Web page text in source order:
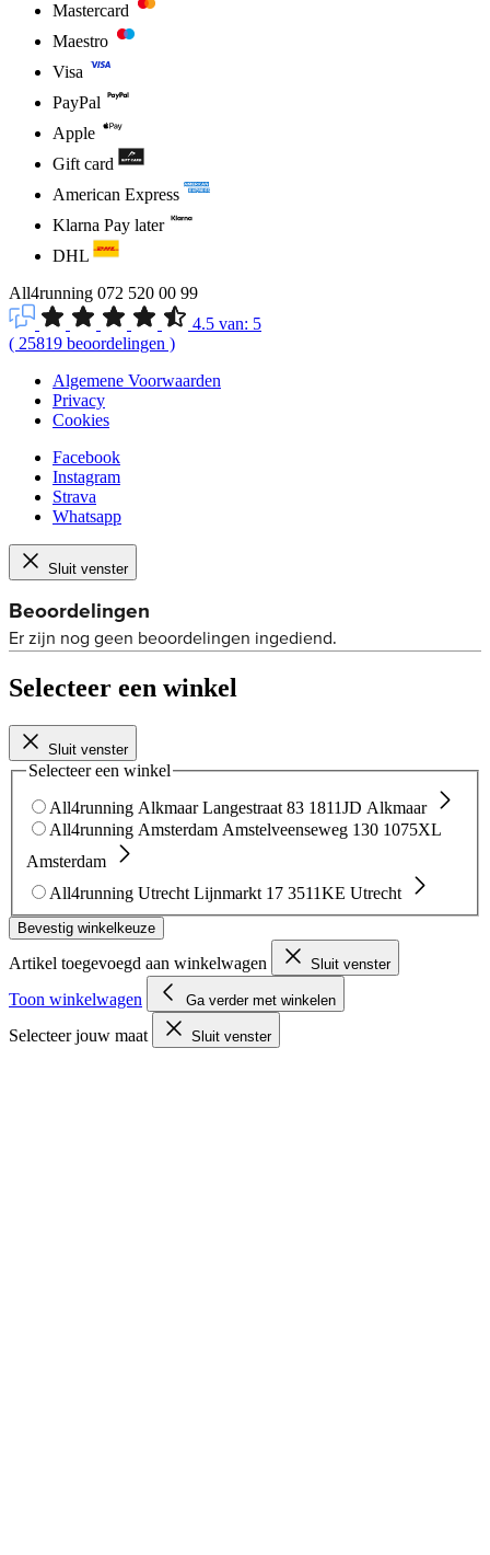
Mastercard
Maestro
Visa
PayPal
Apple
Gift card
American Express
Klarna Pay later
DHL
All4running 072 520 00 99
4.5 van: 5
( 25819 beoordelingen )
Algemene Voorwaarden
Privacy
Cookies
Facebook
Instagram
Strava
Whatsapp
Sluit venster
Selecteer een winkel
Sluit venster
Selecteer een winkel
All4running Alkmaar Langestraat 83 1811JD Alkmaar
All4running Amsterdam Amstelveenseweg 130 1075XL
Amsterdam
All4running Utrecht Lijnmarkt 17 3511KE Utrecht
Bevestig winkelkeuze
Artikel toegevoegd aan winkelwagen Sluit venster
Toon winkelwagen Ga verder met winkelen
Selecteer jouw maat Sluit venster